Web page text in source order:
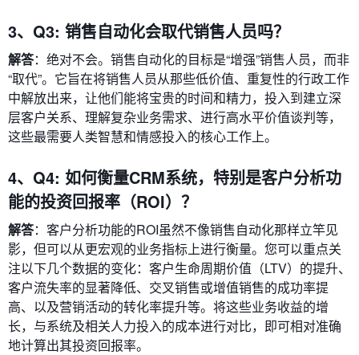
3、Q3: 销售自动化会取代销售人员吗？
解答：绝对不会。销售自动化的目标是“增强”销售人员，而非
“取代”。它旨在将销售人员从那些低价值、重复性的行政工作
中解放出来，让他们能将宝贵的时间和精力，投入到建立深
层客户关系、理解复杂业务需求、进行高水平价值谈判等，
这些最需要人类智慧和情感投入的核心工作上。
4、Q4: 如何衡量CRM系统，特别是客户分析功
能的投资回报率（ROI）？
解答：客户分析功能的ROI虽然不像销售自动化那样立竿见
影，但可以从更宏观的业务指标上进行衡量。您可以重点关
注以下几个数据的变化：客户生命周期价值（LTV）的提升、
客户流失率的显著降低、交叉销售或增值销售的成功率提
高、以及营销活动的转化率提升等。将这些业务收益的增
长，与系统及相关人力投入的成本进行对比，即可相对准确
地计算出其投资回报率。